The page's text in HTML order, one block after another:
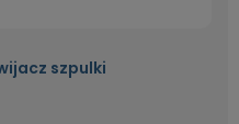
szpulki